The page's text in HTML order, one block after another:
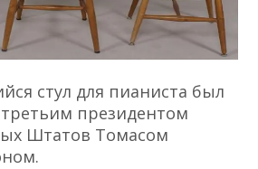
стул для пианиста был
президентом
Штатов Томасом